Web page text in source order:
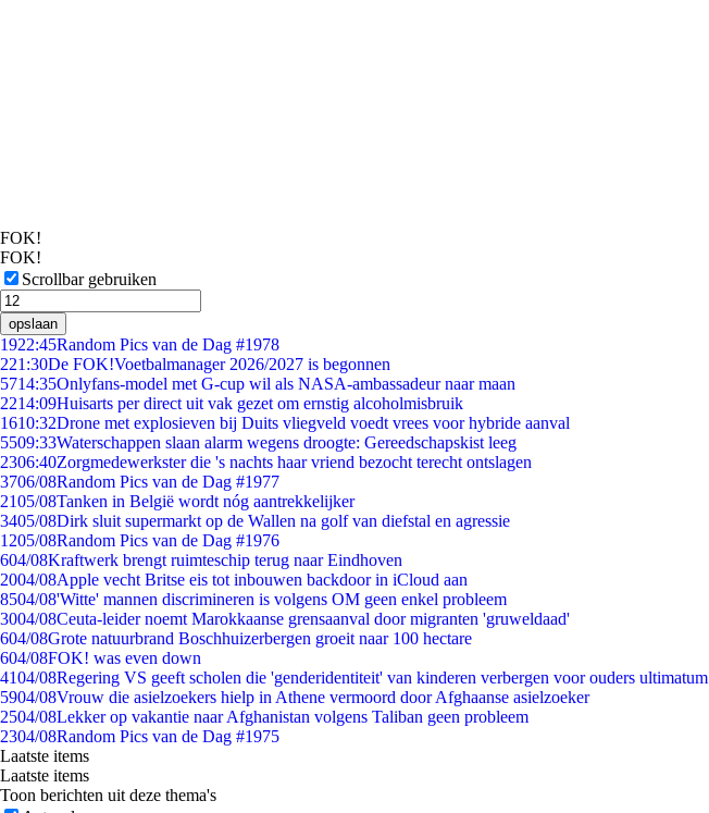
FOK!
FOK!
Scrollbar gebruiken
opslaan
1922:45Random Pics van de Dag #1978
221:30De FOK!Voetbalmanager 2026/2027 is begonnen
5714:35Onlyfans-model met G-cup wil als NASA-ambassadeur naar maan
2214:09Huisarts per direct uit vak gezet om ernstig alcoholmisbruik
1610:32Drone met explosieven bij Duits vliegveld voedt vrees voor hybride aanval
5509:33Waterschappen slaan alarm wegens droogte: Gereedschapskist leeg
2306:40Zorgmedewerkster die 's nachts haar vriend bezocht terecht ontslagen
3706/08Random Pics van de Dag #1977
2105/08Tanken in België wordt nóg aantrekkelijker
3405/08Dirk sluit supermarkt op de Wallen na golf van diefstal en agressie
1205/08Random Pics van de Dag #1976
604/08Kraftwerk brengt ruimteschip terug naar Eindhoven
2004/08Apple vecht Britse eis tot inbouwen backdoor in iCloud aan
8504/08'Witte' mannen discrimineren is volgens OM geen enkel probleem
3004/08Ceuta-leider noemt Marokkaanse grensaanval door migranten 'gruweldaad'
604/08Grote natuurbrand Boschhuizerbergen groeit naar 100 hectare
604/08FOK! was even down
4104/08Regering VS geeft scholen die 'genderidentiteit' van kinderen verbergen voor ouders ultimatum
5904/08Vrouw die asielzoekers hielp in Athene vermoord door Afghaanse asielzoeker
2504/08Lekker op vakantie naar Afghanistan volgens Taliban geen probleem
2304/08Random Pics van de Dag #1975
Laatste items
Laatste items
Toon berichten uit deze thema's